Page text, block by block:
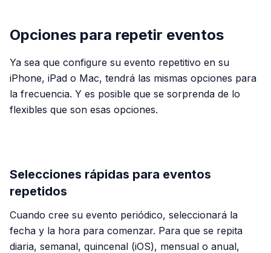
Opciones para repetir eventos
Ya sea que configure su evento repetitivo en su
iPhone, iPad o Mac, tendrá las mismas opciones para
la frecuencia. Y es posible que se sorprenda de lo
flexibles que son esas opciones.
Selecciones rápidas para eventos
repetidos
Cuando cree su evento periódico, seleccionará la
fecha y la hora para comenzar. Para que se repita
diaria, semanal, quincenal (iOS), mensual o anual,